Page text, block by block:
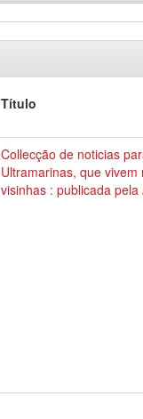
Título
Collecção de noticias
Ultramarinas, que
visinhas : publicada